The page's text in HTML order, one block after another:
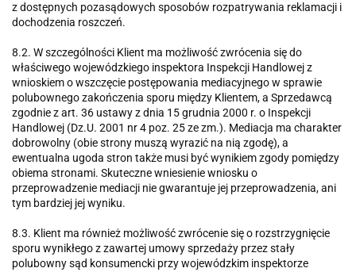
z dostępnych pozasądowych sposobów rozpatrywania reklamacji i
dochodzenia roszczeń.
8.2. W szczególności Klient ma możliwość zwrócenia się do
właściwego wojewódzkiego inspektora Inspekcji Handlowej z
wnioskiem o wszczęcie postępowania mediacyjnego w sprawie
polubownego zakończenia sporu między Klientem, a Sprzedawcą
zgodnie z art. 36 ustawy z dnia 15 grudnia 2000 r. o Inspekcji
Handlowej (Dz.U. 2001 nr 4 poz. 25 ze zm.). Mediacja ma charakter
dobrowolny (obie strony muszą wyrazić na nią zgodę), a
ewentualna ugoda stron także musi być wynikiem zgody pomiędzy
obiema stronami. Skuteczne wniesienie wniosku o
przeprowadzenie mediacji nie gwarantuje jej przeprowadzenia, ani
tym bardziej jej wyniku.
8.3. Klient ma również możliwość zwrócenie się o rozstrzygnięcie
sporu wynikłego z zawartej umowy sprzedaży przez stały
polubowny sąd konsumencki przy wojewódzkim inspektorze